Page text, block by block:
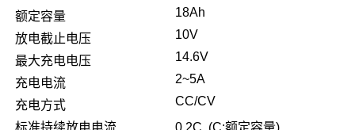
额定容量
18Ah
放电截止电压
10V
最大充电电压
14.6V
充电电流
2~5A
充电方式
CC/CV
标准持续放电电流
0.2C (C:额定容量)